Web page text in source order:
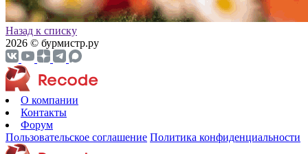
Назад к списку
2026 © бурмистр.ру
О компании
Контакты
Форум
Пользовательское соглашение Политика конфиденциальности